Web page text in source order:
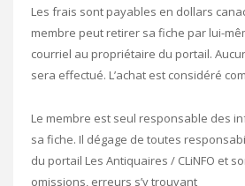
Les frais sont payables en dollars
membre peut retirer sa fiche par lui-
courriel au propriétaire du portail.
sera effectué. L’achat est considéré
Le membre est seul responsable des
sa fiche. Il dégage de toutes
du portail Les Antiquaires / CLiNFO et
omissions, erreurs s’y trouvant